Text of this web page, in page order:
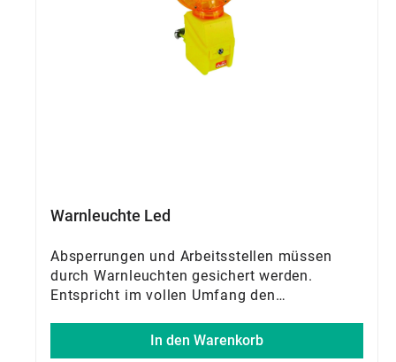
Warnleuchte Led
Absperrungen und Arbeitsstellen müssen
durch Warnleuchten gesichert werden.
Entspricht im vollen Umfang den
In den Warenkorb